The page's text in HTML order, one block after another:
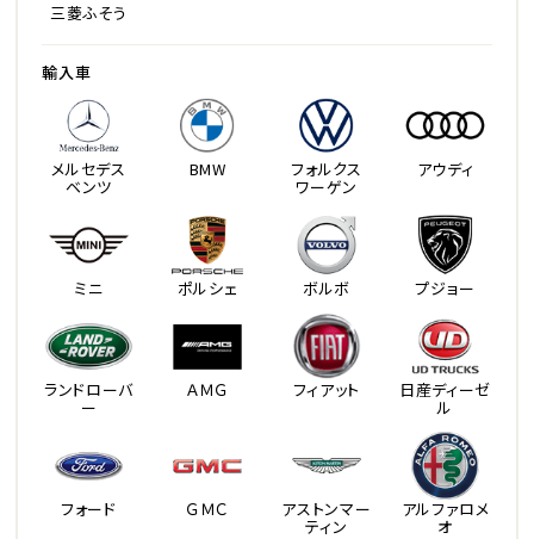
三菱ふそう
輸入車
メルセデス
ベンツ
BMW フォルクス
ワーゲン
アウディ
ミニ ポルシェ ボルボ プジョー
ランドローバ
ー
ＡＭＧ フィアット 日産ディーゼ
ル
フォード ＧＭＣ アストンマー
ティン
アルファロメ
オ